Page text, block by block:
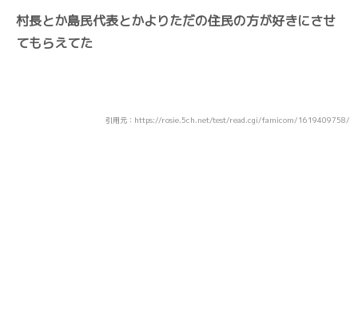
村長とか島民代表とかよりただの住民の方が好きにさせ
てもらえてた
引用元：https://rosie.5ch.net/test/read.cgi/famicom/1619409758/